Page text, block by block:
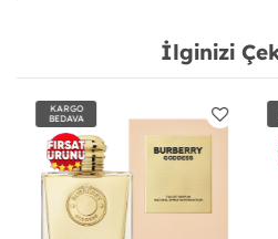
İlginizi
KARGO
BEDAVA